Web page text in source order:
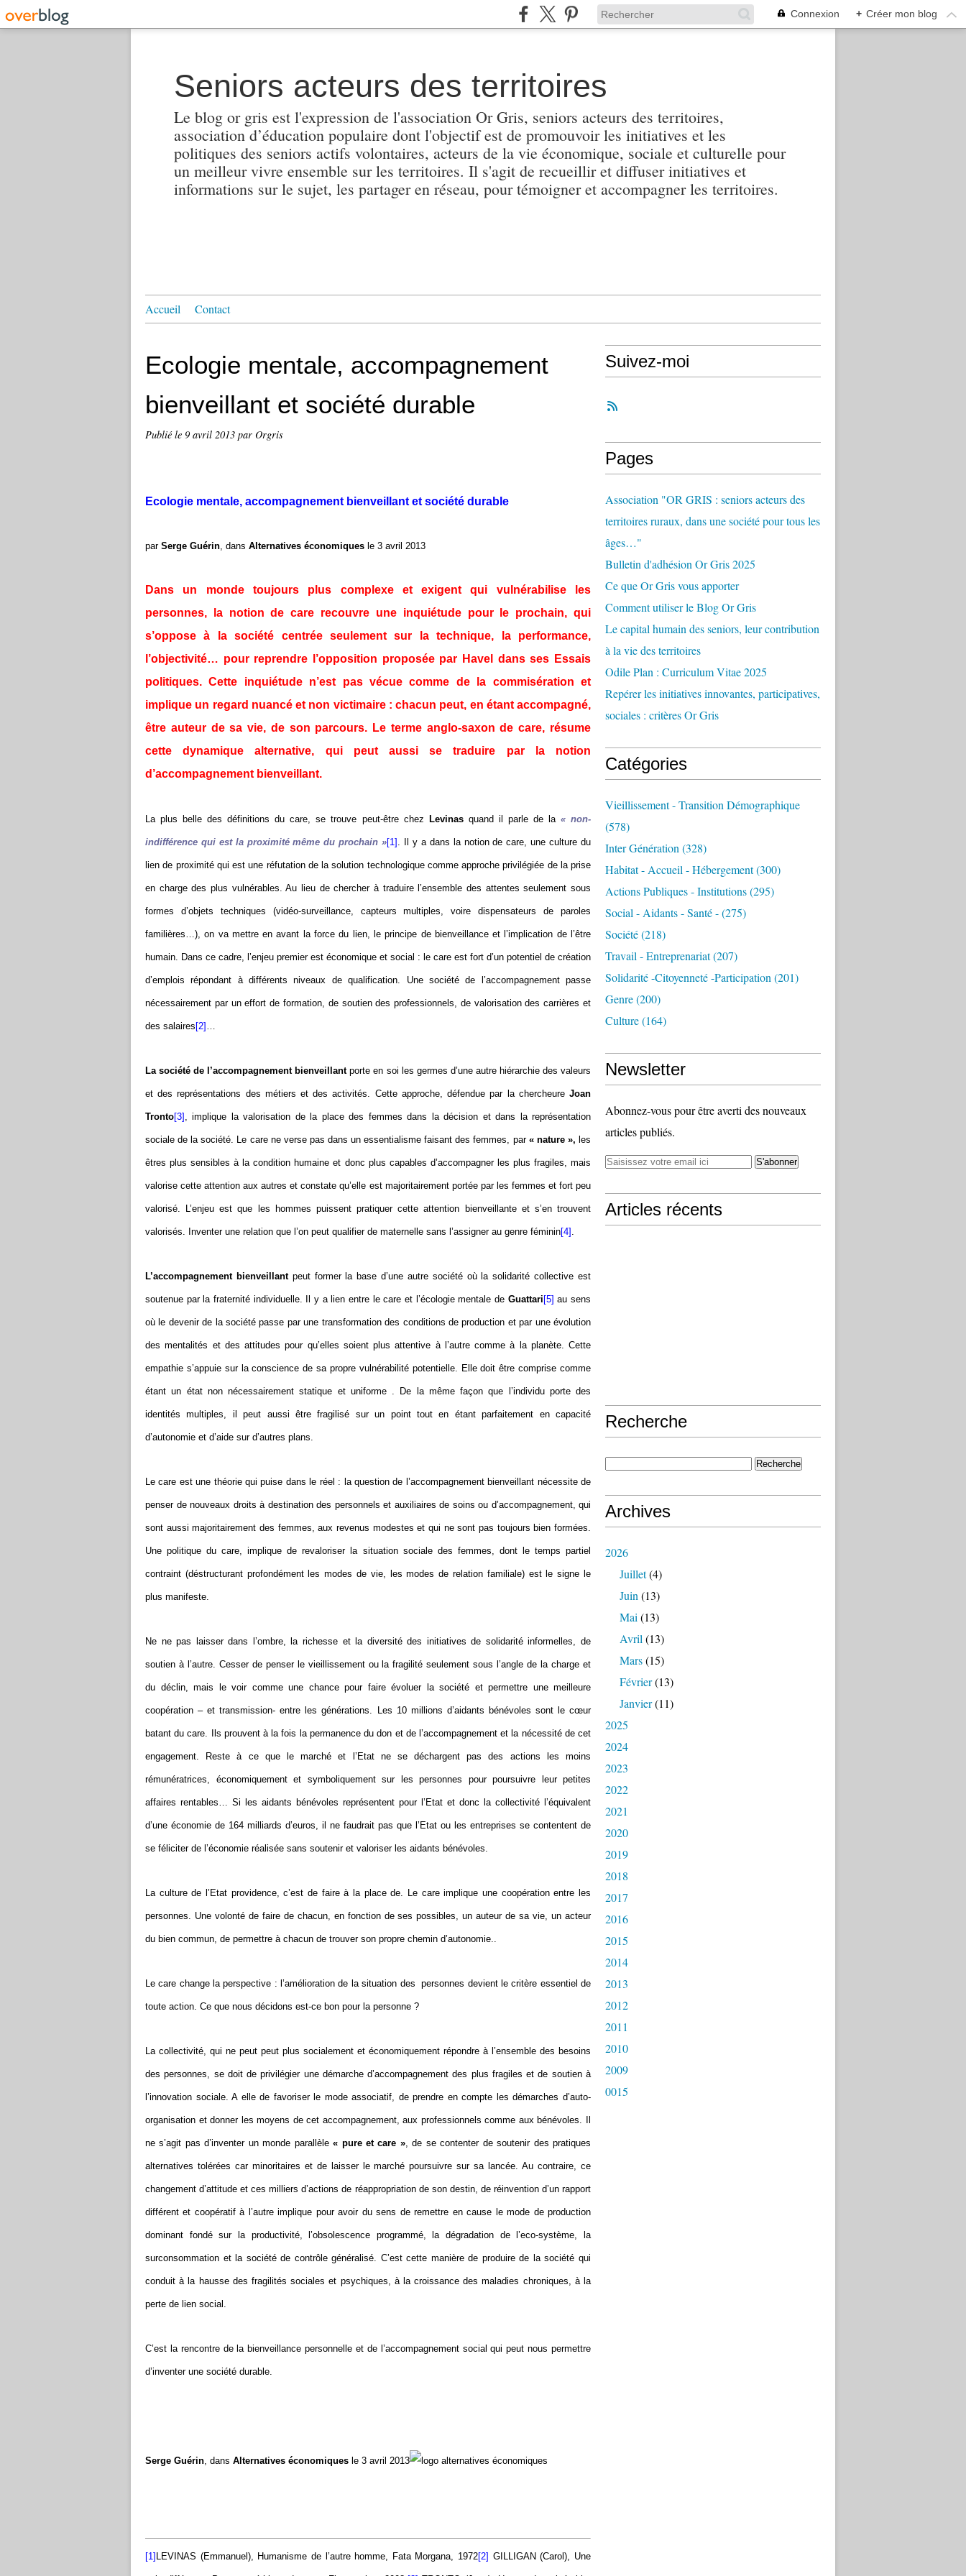
Connexion + Créer mon blog
Seniors acteurs des territoires
Le blog or gris est l'expression de l'association Or Gris, seniors acteurs des territoires,
association d’éducation populaire dont l'objectif est de promouvoir les initiatives et les
politiques des seniors actifs volontaires, acteurs de la vie économique, sociale et culturelle pour
un meilleur vivre ensemble sur les territoires. Il s'agit de recueillir et diffuser initiatives et
informations sur le sujet, les partager en réseau, pour témoigner et accompagner les territoires.
Accueil Contact
Ecologie mentale, accompagnement
bienveillant et société durable
Publié le 9 avril 2013 par Orgris
Ecologie mentale, accompagnement bienveillant et société durable
par Serge Guérin, dans Alternatives économiques le 3 avril 2013
Dans un monde toujours plus complexe et exigent qui vulnérabilise les
personnes, la notion de care recouvre une inquiétude pour le prochain, qui
s’oppose à la société centrée seulement sur la technique, la performance,
l’objectivité… pour reprendre l’opposition proposée par Havel dans ses Essais
politiques. Cette inquiétude n’est pas vécue comme de la commisération et
implique un regard nuancé et non victimaire : chacun peut, en étant accompagné,
être auteur de sa vie, de son parcours. Le terme anglo-saxon de care, résume
cette dynamique alternative, qui peut aussi se traduire par la notion
d’accompagnement bienveillant.
La plus belle des définitions du care, se trouve peut-être chez Levinasquand il parle de la « non-
indifférence qui est la proximité même du prochain »[1] . Il y a dans la notion de care, une culture du
lien de proximité qui est une réfutation de la solution technologique comme approche privilégiée de la prise
en charge des plus vulnérables. Au lieu de chercher à traduire l’ensemble des attentes seulement sous
formes d’objets techniques (vidéo-surveillance, capteurs multiples, voire dispensateurs de paroles
familières…), on va mettre en avant la force du lien, le principe de bienveillance et l’implication de l’être
humain. Dans ce cadre, l’enjeu premier est économique et social : le care est fort d’un potentiel de création
d’emplois répondant à différents niveaux de qualification. Une société de l’accompagnement passe
nécessairement par un effort de formation, de soutien des professionnels, de valorisation des carrières et
des salaires [2] …
La société de l’accompagnement bienveillantporte en soi les germes d’une autre hiérarchie des valeurs
et des représentations des métiers et des activités. Cette approche, défendue par la chercheure Joan
Tronto[3] , implique la valorisation de la place des femmes dans la décision et dans la représentation
sociale de la société. Le care ne verse pas dans un essentialisme faisant des femmes, par « nature », les
êtres plus sensibles à la condition humaine et donc plus capables d’accompagner les plus fragiles, mais
valorise cette attention aux autres et constate qu’elle est majoritairement portée par les femmes et fort peu
valorisé. L’enjeu est que les hommes puissent pratiquer cette attention bienveillante et s’en trouvent
valorisés. Inventer une relation que l’on peut qualifier de maternelle sans l’assigner au genre féminin[4] .
L’accompagnement bienveillantpeut former la base d’une autre société où la solidarité collective est
soutenue par la fraternité individuelle. Il y a lien entre le care et l’écologie mentale de Guattari [5] au sens
où le devenir de la société passe par une transformation des conditions de production et par une évolution
des mentalités et des attitudes pour qu’elles soient plus attentive à l’autre comme à la planète. Cette
empathie s’appuie sur la conscience de sa propre vulnérabilité potentielle. Elle doit être comprise comme
étant un état non nécessairement statique et uniforme . De la même façon que l’individu porte des
identités multiples, il peut aussi être fragilisé sur un point tout en étant parfaitement en capacité
d’autonomie et d’aide sur d’autres plans.
Le care est une théorie qui puise dans le réel : la question de l’accompagnement bienveillant nécessite de
penser de nouveaux droits à destination des personnels et auxiliaires de soins ou d’accompagnement, qui
sont aussi majoritairement des femmes, aux revenus modestes et qui ne sont pas toujours bien formées.
Une politique du care, implique de revaloriser la situation sociale des femmes, dont le temps partiel
contraint (déstructurant profondément les modes de vie, les modes de relation familiale) est le signe le
plus manifeste.
Ne ne pas laisser dans l’ombre, la richesse et la diversité des initiatives de solidarité informelles, de
soutien à l’autre. Cesser de penser le vieillissement ou la fragilité seulement sous l’angle de la charge et
du déclin, mais le voir comme une chance pour faire évoluer la société et permettre une meilleure
coopération – et transmission- entre les générations. Les 10 millions d’aidants bénévoles sont le cœur
batant du care. Ils prouvent à la fois la permanence du don et de l’accompagnement et la nécessité de cet
engagement. Reste à ce que le marché et l’Etat ne se déchargent pas des actions les moins
rémunératrices, économiquement et symboliquement sur les personnes pour poursuivre leur petites
affaires rentables… Si les aidants bénévoles représentent pour l’Etat et donc la collectivité l’équivalent
d’une économie de 164 milliards d’euros, il ne faudrait pas que l’Etat ou les entreprises se contentent de
se féliciter de l’économie réalisée sans soutenir et valoriser les aidants bénévoles.
La culture de l’Etat providence, c’est de faire à la place de. Le care implique une coopération entre les
personnes. Une volonté de faire de chacun, en fonction de ses possibles, un auteur de sa vie, un acteur
du bien commun, de permettre à chacun de trouver son propre chemin d’autonomie..
Le care change la perspective : l’amélioration de la situation des personnes devient le critère essentiel de
toute action. Ce que nous décidons est-ce bon pour la personne ?
La collectivité, qui ne peut peut plus socialement et économiquement répondre à l’ensemble des besoins
des personnes, se doit de privilégier une démarche d’accompagnement des plus fragiles et de soutien à
l’innovation sociale. A elle de favoriser le mode associatif, de prendre en compte les démarches d’auto-
organisation et donner les moyens de cet accompagnement, aux professionnels comme aux bénévoles. Il
ne s’agit pas d’inventer un monde parallèle« pure et care », de se contenter de soutenir des pratiques
alternatives tolérées car minoritaires et de laisser le marché poursuivre sur sa lancée. Au contraire, ce
changement d’attitude et ces milliers d’actions de réappropriation de son destin, de réinvention d’un rapport
différent et coopératif à l’autre implique pour avoir du sens de remettre en cause le mode de production
dominant fondé sur la productivité, l’obsolescence programmé, la dégradation de l’eco-système, la
surconsommation et la société de contrôle généralisé. C’est cette manière de produire de la société qui
conduit à la hausse des fragilités sociales et psychiques, à la croissance des maladies chroniques, à la
perte de lien social.
C’est la rencontre de la bienveillance personnelle et de l’accompagnement social qui peut nous permettre
d’inventer une société durable.
Serge Guérin, dans Alternatives économiques le 3 avril 2013
[1] LEVINAS (Emmanuel), Humanisme de l’autre homme, Fata Morgana, 1972[2] GILLIGAN (Carol), Une
Suivez-moi
Pages
Association "OR GRIS : seniors acteurs des
territoires ruraux, dans une société pour tous les
âges…"
Bulletin d'adhésion Or Gris 2025
Ce que Or Gris vous apporter
Comment utiliser le Blog Or Gris
Le capital humain des seniors, leur contribution
à la vie des territoires
Odile Plan : Curriculum Vitae 2025
Repérer les initiatives innovantes, participatives,
sociales : critères Or Gris
Catégories
Vieillissement - Transition Démographique
(578)
Inter Génération (328)
Habitat - Accueil - Hébergement(300)
Actions Publiques - Institutions(295)
Social - Aidants - Santé -(275)
Société(218)
Travail - Entreprenariat(207)
Solidarité -citoyenneté -participation (201)
Genre(200)
Culture(164)
Newsletter
Abonnez-vous pour être averti des nouveaux
articles publiés.
Articles récents
Recherche
Archives
2026
Juillet(4)
Juin (13)
Mai (13)
Avril (13)
Mars(15)
Février(13)
Janvier(11)
2025
2024
2023
2022
2021
2020
2019
2018
2017
2016
2015
2014
2013
2012
2011
2010
2009
0015